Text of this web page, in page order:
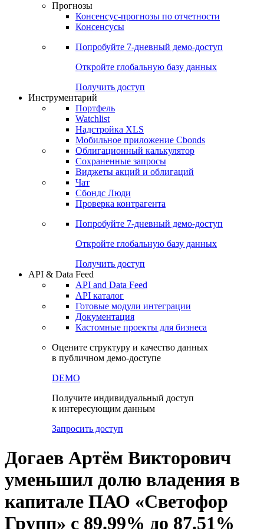
Прогнозы
Консенсус-прогнозы по отчетности
Консенсусы
Попробуйте 7-дневный демо-доступ
Откройте глобальную базу данных
Получить доступ
Инструментарий
Портфель
Watchlist
Надстройка XLS
Мобильное приложение Cbonds
Облигационный калькулятор
Сохраненные запросы
Виджеты акций и облигаций
Чат
Сбондс Люди
Проверка контрагента
Попробуйте 7-дневный демо-доступ
Откройте глобальную базу данных
Получить доступ
API & Data Feed
API and Data Feed
API каталог
Готовые модули интеграции
Документация
Кастомные проекты для бизнеса
Оцените структуру и качество данных
в публичном демо-доступе
DEMO
Получите индивидуальный доступ
к интересующим данным
Запросить доступ
Догаев Артём Викторович
уменьшил долю владения в
капитале ПАО «Светофор
Групп» с 89.99% до 87.51%